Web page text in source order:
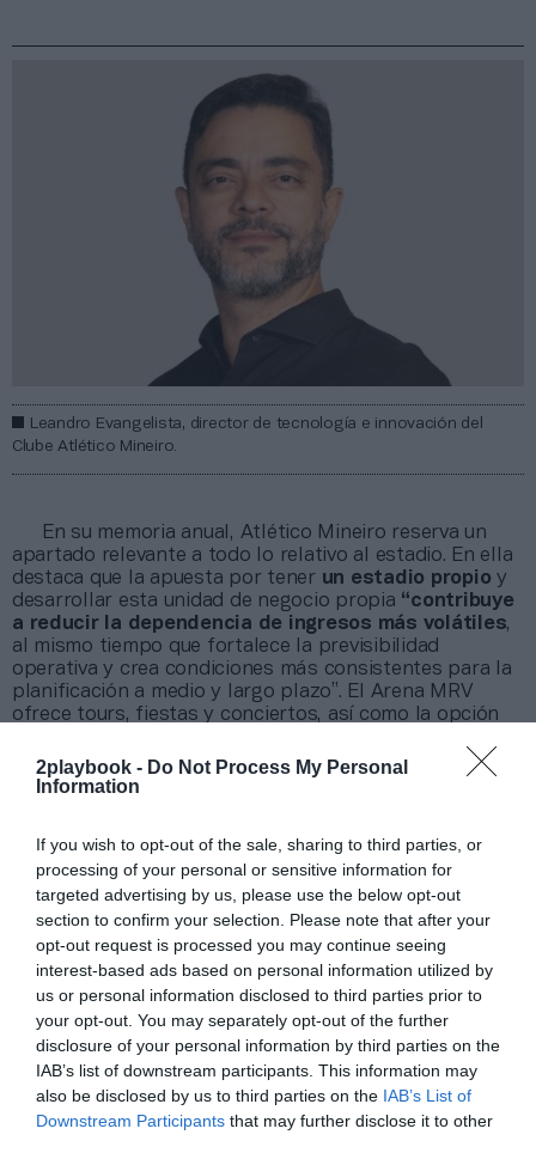
2playbook - Do Not Process My Personal
Information
If you wish to opt-out of the sale, sharing to third parties, or
processing of your personal or sensitive information for
targeted advertising by us, please use the below opt-out
section to confirm your selection. Please note that after your
opt-out request is processed you may continue seeing
interest-based ads based on personal information utilized by
us or personal information disclosed to third parties prior to
your opt-out. You may separately opt-out of the further
disclosure of your personal information by third parties on the
IAB’s list of downstream participants. This information may
also be disclosed by us to third parties on the IAB’s List of
Downstream Participants that may further disclose it to other
Leandro Evangelista, director de tecnología e innovación del
Clube Atlético Mineiro.
En su memoria anual, Atlético Mineiro reserva un
apartado relevante a todo lo relativo al estadio. En ella
destaca que la apuesta por tener un estadio propio y
desarrollar esta unidad de negocio propia “contribuye
a reducir la dependencia de ingresos más volátiles,
al mismo tiempo que fortalece la previsibilidad
operativa y crea condiciones más consistentes para la
planificación a medio y largo plazo”. El Arena MRV
ofrece tours, fiestas y conciertos, así como la opción
arena para 5.000 espectadores.
Es más, para el
operativo
–el déficit fue de 520.000 euros–, si bien la
mochila de gastos financieros le hizo perder más de 50
millones de euros, en línea con años anteriores. Los
números rojos son todavía una losa común en el
Brasileirao.
Otras audiencias: máshospitality, IA y Fortnite
En clave futura, el ejecutivo cree que hay un alto
potencial con la oferta premium y de hospitality . “Hoy
no monetizamos todavía tanto como nos gustaría por
este lado. Tenemos público que podría gastar mucho
dinero en elevar su confort, pero no se siente esa